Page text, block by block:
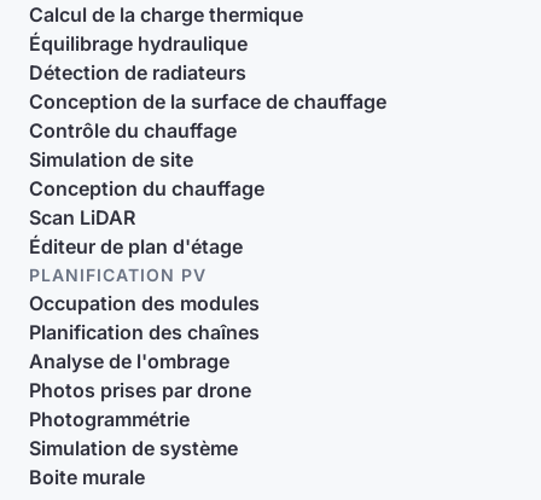
Calcul de la charge thermique
Équilibrage hydraulique
Détection de radiateurs
Conception de la surface de chauffage
Contrôle du chauffage
Simulation de site
Conception du chauffage
Scan LiDAR
Éditeur de plan d'étage
PLANIFICATION PV
Occupation des modules
Planification des chaînes
Analyse de l'ombrage
Photos prises par drone
Photogrammétrie
Simulation de système
Boite murale